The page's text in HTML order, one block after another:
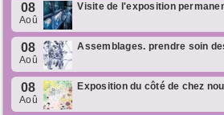
08
Aoû
Visite de l'exposition
08
Aoû
Assemblages. prendre soin
08
Aoû
Exposition du côté de chez